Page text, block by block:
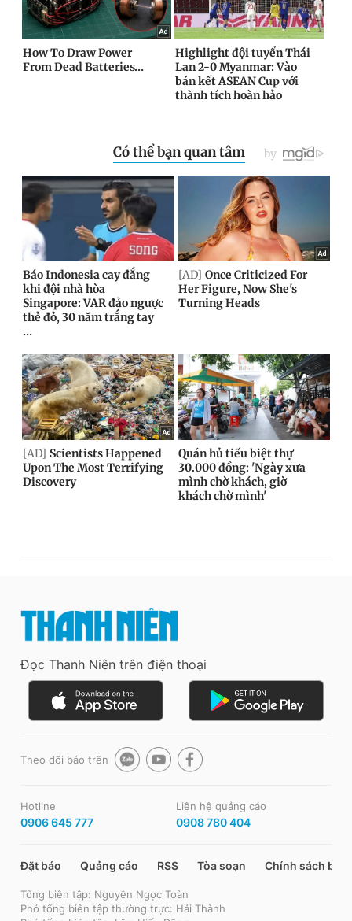
Đọc Thanh Niên trên điện thoại
Theo dõi báo trên
Hotline
0906 645 777
Liên hệ quảng cáo
0908 780 404
Đặt báo Quảng cáo RSS Tòa soạn Chính sách bảo
Tổng biên tập: Nguyễn Ngọc Toàn
Phó tổng biên tập thường trực: Hải Thành